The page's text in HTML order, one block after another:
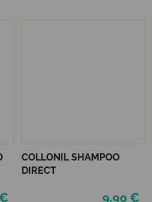
COLLONIL SHAMPOO
DIRECT
9,90 €